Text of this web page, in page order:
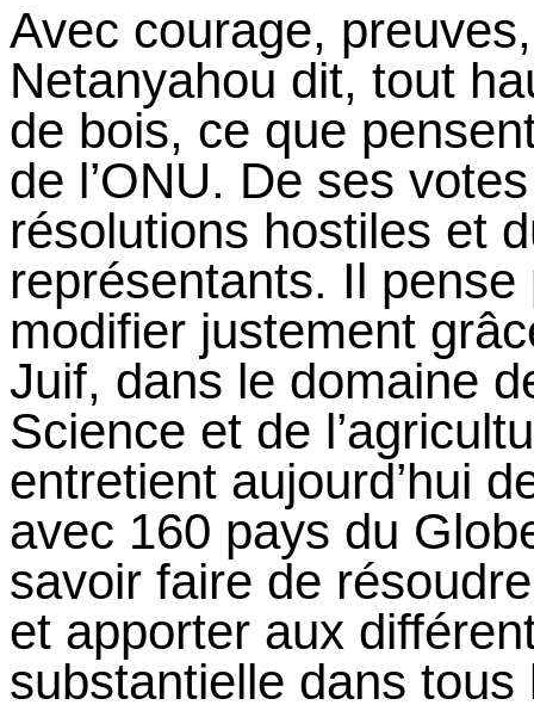
Avec courage,
Netanyahou dit, tout
de bois, ce que
de l’ONU. De ses
résolutions hostiles et
représentants. Il
modifier justement
Juif, dans le domaine
Science et de
entretient aujourd’hui
avec 160 pays du
savoir faire de
et apporter aux
substantielle dans tous